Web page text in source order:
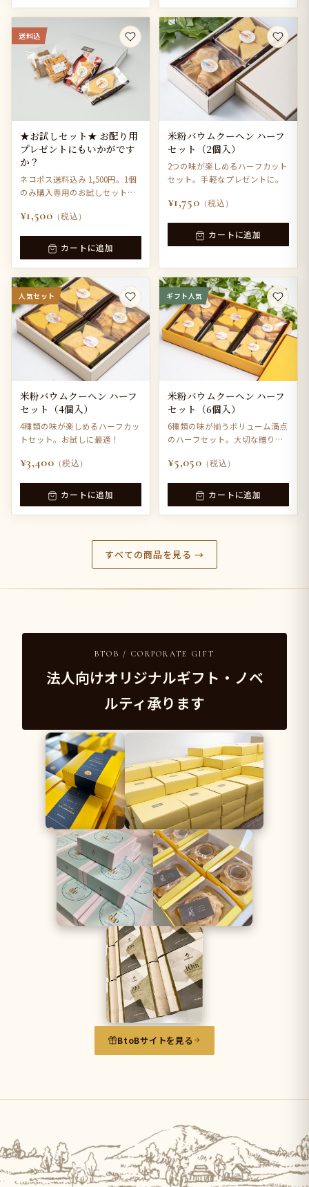
送料込
★お試しセット★ お配り用
プレゼントにもいかがです
か？
ネコポス送料込み 1,500円。1個
のみ購入専用のお試しセットで
¥1,500 （税込）
カートに追加
米粉バウムクーヘン ハーフ
セット（2個入）
2つの味が楽しめるハーフカット
セット。手軽なプレゼントに。
¥1,750 （税込）
カートに追加
人気セット
米粉バウムクーヘン ハーフ
セット（4個入）
4種類の味が楽しめるハーフカッ
トセット。お試しに最適！
¥3,400 （税込）
カートに追加
ギフト人気
米粉バウムクーヘン ハーフ
セット（6個入）
6種類の味が揃うボリューム満点
のハーフセット。大切な贈り物
¥5,050 （税込）
カートに追加
すべての商品を見る →
BTOB / CORPORATE GIFT
法人向けオリジナルギフト・ノベ
ルティ承ります
BtoBサイトを見る